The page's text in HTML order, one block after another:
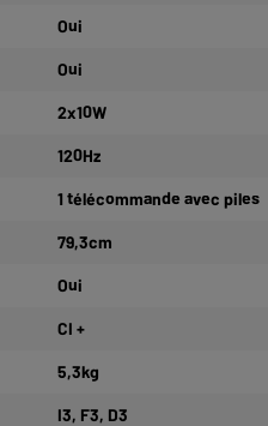
Oui
Oui
2x10W
120Hz
1 télécommande avec piles
79,3cm
Oui
CI +
5,3kg
I3, F3, D3